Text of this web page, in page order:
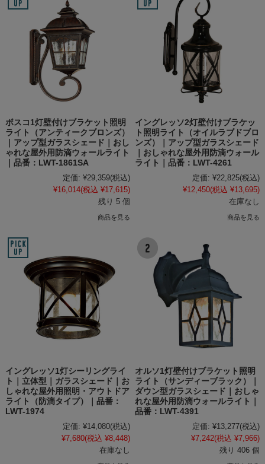
ボスコ1灯壁付けブラケット照明
ライト（アンティークブロンズ）
｜アップ型ガラスシェード｜おし
ゃれな屋外用防滴ウォールライト
｜品番：LWT-1861SA
定価: ¥29,359(税込)
¥16,014(税込 ¥17,615)
残り 5 個
商品を見る
イングレッソ2灯壁付けブラケッ
ト照明ライト（オイルラブドブロ
ンズ）｜アップ型ガラスシェード
｜おしゃれな屋外用防滴ウォール
ライト｜品番：LWT-4261
定価: ¥22,825(税込)
¥12,450(税込 ¥13,695)
在庫なし
商品を見る
イングレッソ1灯シーリングライ
ト｜立体型｜ガラスシェード｜お
しゃれな屋外用照明・アウトドア
ライト（防滴タイプ）｜品番：
LWT-1974
定価: ¥14,080(税込)
¥7,680(税込 ¥8,448)
在庫なし
オルソ1灯壁付けブラケット照明
ライト（サンディーブラック）｜
ダウン型ガラスシェード｜おしゃ
れな屋外用防滴ウォールライト｜
品番：LWT-4391
定価: ¥13,277(税込)
¥7,242(税込 ¥7,966)
残り 406 個